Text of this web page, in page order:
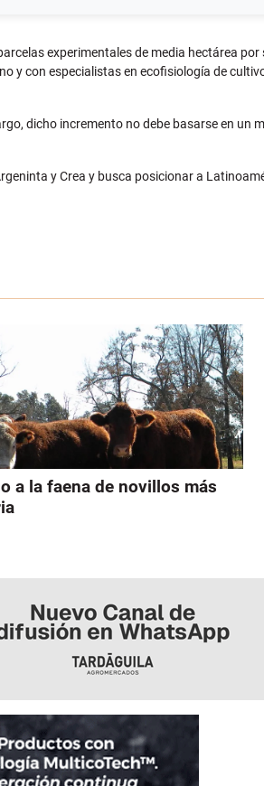
experimentales de media hectárea
con especialistas en ecofisiología de
dicho incremento no debe basarse en un
y Crea y busca posicionar a
a la faena de novillos más